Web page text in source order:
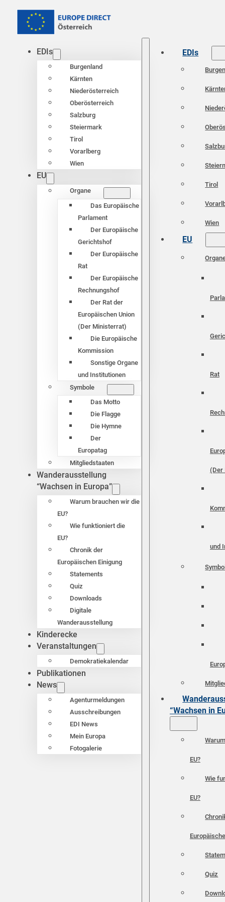
EDIs
Burgenland
Kärnten
Niederösterreich
Oberösterreich
Salzburg
Steiermark
Tirol
Vorarlberg
Wien
EU
Organe
Das Europäische
Parlament
Der Europäische
Gerichtshof
Der Europäische
Rat
Der Europäische
Rechnungshof
Der Rat der
Europäischen Union
(Der Ministerrat)
Die Europäische
Kommission
Sonstige Organe
und Institutionen
Symbole
Das Motto
Die Flagge
Die Hymne
Der
Europatag
Mitgliedstaaten
Wanderausstellung
“Wachsen in Europa”
Warum brauchen wir die
EU?
Wie funktioniert die
EU?
Chronik der
Europäischen Einigung
Statements
Quiz
Downloads
Digitale
Wanderausstellung
Kinderecke
Veranstaltungen
Demokratiekalendar
Publikationen
News
Agenturmeldungen
Ausschreibungen
EDI News
Mein Europa
Fotogalerie
EDIs
Tirol
Wien
EU
Rat
(Der
und
“Wachsen in
EU?
Wie
EU?
Quiz